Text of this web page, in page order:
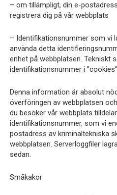
– om tillämpligt, din e-
registrera dig på vår webbplats
– Identifikationsnummer som vi
använda detta
enhet på webbplatsen. Tekniskt
identifikationsnummer i
Denna information är absolut
överföringen av webbplatsen
du besöker vår webbplats
identifikationsnummer, som vi
postadress av kriminaltekniska
webbplatsen. Serverloggfiler
sedan.
Småkakor